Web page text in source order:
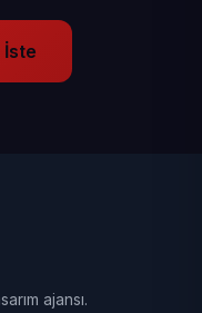
İste
ajansı.